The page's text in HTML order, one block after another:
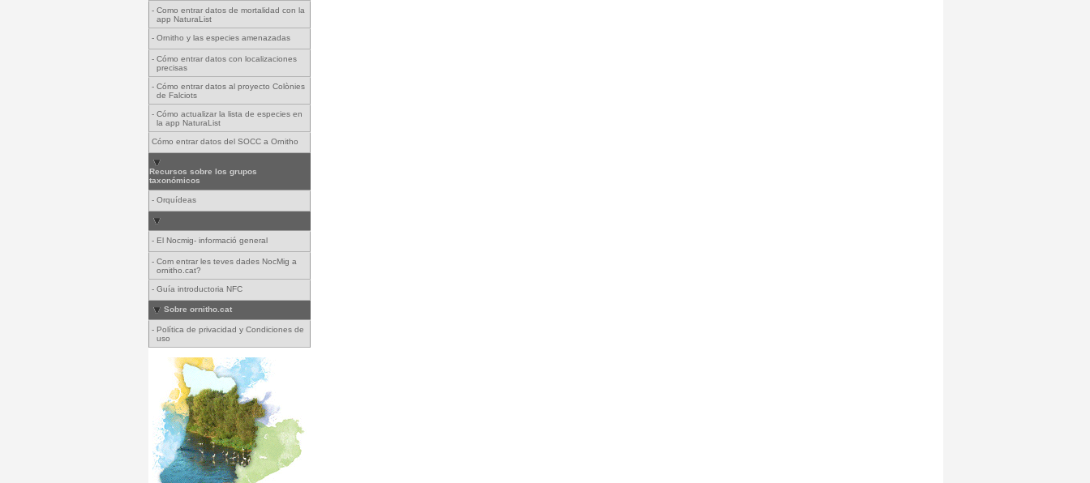
- Como entrar datos de mortalidad con la
app NaturaList
- Ornitho y las especies amenazadas
- Cómo entrar datos con localizaciones
precisas
- Cómo entrar datos al proyecto Colònies
de Falciots
- Cómo actualizar la lista de especies en
la app NaturaList
Cómo entrar datos del SOCC a Ornitho
Recursos sobre los grupos
taxonómicos
- Orquídeas
- El Nocmig- informació general
- Com entrar les teves dades NocMig a
ornitho.cat?
- Guía introductoria NFC
Sobre ornitho.cat
- Política de privacidad y Condiciones de
uso